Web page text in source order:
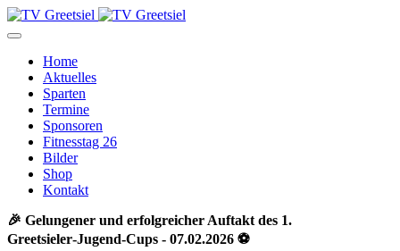
Home
Aktuelles
Sparten
Termine
Sponsoren
Fitnesstag 26
Bilder
Shop
Kontakt
🎉 Gelungener und erfolgreicher Auftakt des 1.
Greetsieler‑Jugend‑Cups - 07.02.2026 ⚽